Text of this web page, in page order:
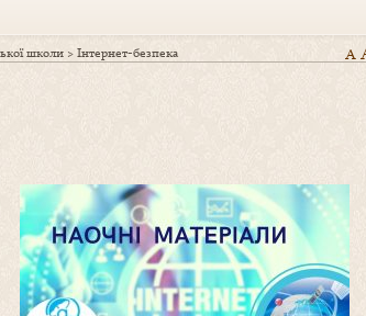
школи >Інтернет-безпека A